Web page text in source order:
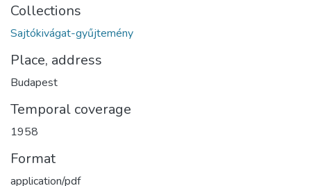
Collections
Sajtókivágat-gyűjtemény
Place, address
Budapest
Temporal coverage
1958
Format
application/pdf